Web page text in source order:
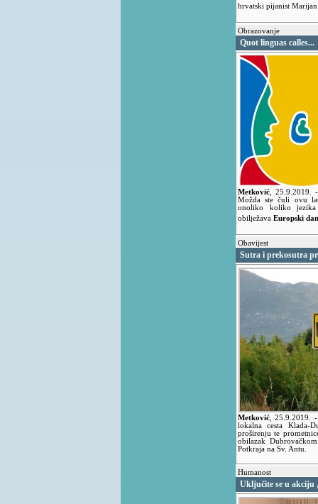
hrvatski pijanist
Obrazovanje
Quot linguas calles...
Metković 25.9.2019.
Možda ste čuli ovu
onoliko koliko
obilježava Europski
Obavijest
Sutra i prekosutra
Metković ,25.9.2019. -
lokalna cesta Klada-
proširenju te
obilazak
Potkraja na Sv. Antu.
Humanost
Uključite se u akciju